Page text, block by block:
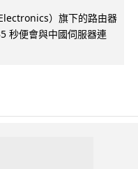
）旗下的路由器
秒便會與中國伺服器連